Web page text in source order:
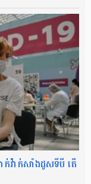
ាក់វ៉ាក់សាំងដូសទីបី តើ